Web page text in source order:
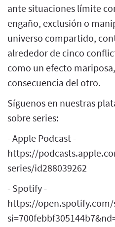
ante situaciones límite
engaño, exclusión o
universo compartido,
alrededor de cinco
como un efecto
consecuencia del otro.
Síguenos en nuestras
sobre series:
- Apple Podcast -
https://
series/id288039262
- Spotify -
https://open.spotify.com/